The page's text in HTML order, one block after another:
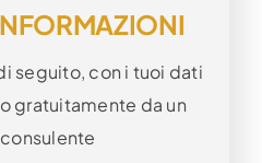
seguito, con i tuoi dati
gratuitamente da un